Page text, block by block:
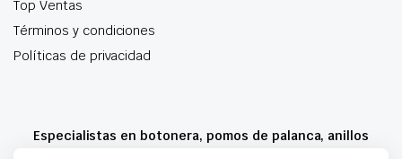
Top Ventas
Términos y condiciones
Políticas de privacidad
Especialistas en botonera, pomos de palanca, anillos